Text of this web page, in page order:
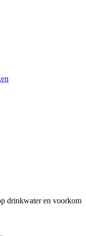
drinkwater en voorkom